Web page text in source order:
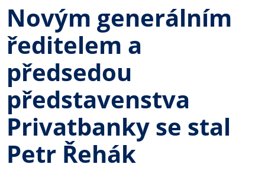
Novým generálním
ředitelem a
předsedou
představenstva
Privatbanky se stal
Petr Řehák